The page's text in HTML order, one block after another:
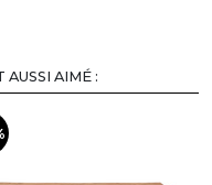
AUSSI AIMÉ :